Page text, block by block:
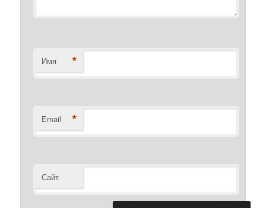
Имя *
Email *
Сайт